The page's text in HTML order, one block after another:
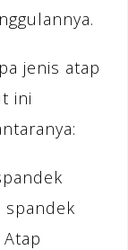
jenis atap
ini
spandek